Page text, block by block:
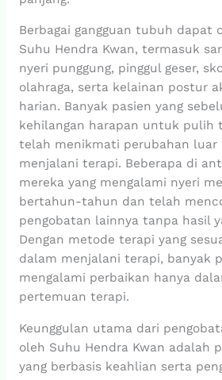
Berbagai gangguan tubuh dapat
Suhu Hendra Kwan, termasuk
nyeri punggung, pinggul geser,
olahraga, serta kelainan postur
harian. Banyak pasien yang
kehilangan harapan untuk pulih
telah menikmati perubahan luar
menjalani terapi. Beberapa di
mereka yang mengalami nyeri
bertahun-tahun dan telah
pengobatan lainnya tanpa hasil
Dengan metode terapi yang
dalam menjalani terapi, banyak
mengalami perbaikan hanya
pertemuan terapi.
Keunggulan utama dari
oleh Suhu Hendra Kwan adalah
yang berbasis keahlian serta